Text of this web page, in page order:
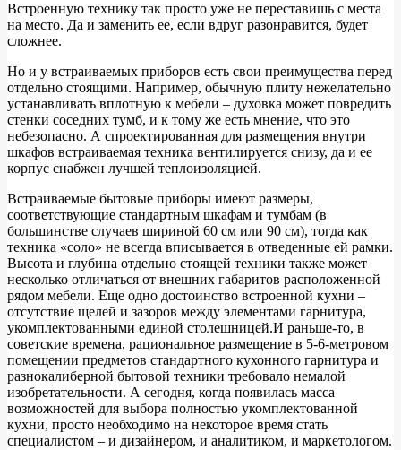
Встроенную технику так просто уже не переставишь с места
на место. Да и заменить ее, если вдруг разонравится, будет
сложнее.
Но и у встраиваемых приборов есть свои преимущества перед
отдельно стоящими. Например, обычную плиту нежелательно
устанавливать вплотную к мебели – духовка может повредить
стенки соседних тумб, и к тому же есть мнение, что это
небезопасно. А спроектированная для размещения внутри
шкафов встраиваемая техника вентилируется снизу, да и ее
корпус снабжен лучшей теплоизоляцией.
Встраиваемые бытовые приборы имеют размеры,
соответствующие стандартным шкафам и тумбам (в
большинстве случаев шириной 60 см или 90 см), тогда как
техника «соло» не всегда вписывается в отведенные ей рамки.
Высота и глубина отдельно стоящей техники также может
несколько отличаться от внешних габаритов расположенной
рядом мебели. Еще одно достоинство встроенной кухни –
отсутствие щелей и зазоров между элементами гарнитура,
укомплектованными единой столешницей.И раньше-то, в
советские времена, рациональное размещение в 5-6-метровом
помещении предметов стандартного кухонного гарнитура и
разнокалиберной бытовой техники требовало немалой
изобретательности. А сегодня, когда появилась масса
возможностей для выбора полностью укомплектованной
кухни, просто необходимо на некоторое время стать
специалистом – и дизайнером, и аналитиком, и маркетологом.